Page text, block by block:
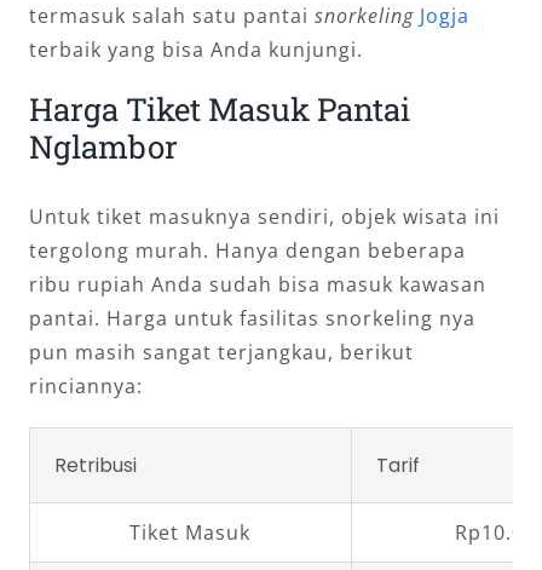
termasuk salah satu pantai snorkeling Jogja
terbaik yang bisa Anda kunjungi.
Harga Tiket Masuk Pantai
Nglambor
Untuk tiket masuknya sendiri, objek wisata ini
tergolong murah. Hanya dengan beberapa
ribu rupiah Anda sudah bisa masuk kawasan
pantai. Harga untuk fasilitas snorkeling nya
pun masih sangat terjangkau, berikut
rinciannya:
Retribusi Tarif
Tiket Masuk